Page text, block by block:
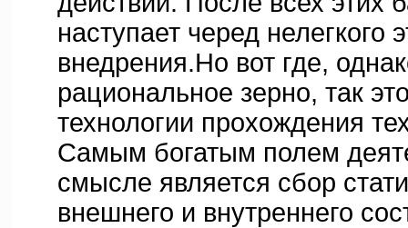
наступает черед нелегкого
внедрения.Но вот где,
рациональное зерно, так
технологии прохождения
Самым богатым полем
смысле является сбор
внешнего и внутреннего